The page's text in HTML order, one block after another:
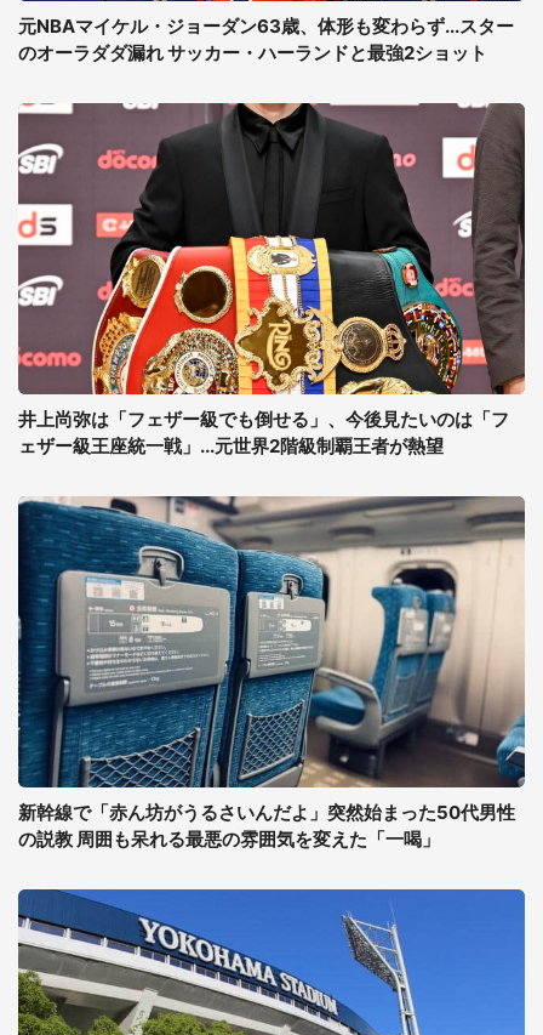
元NBAマイケル・ジョーダン63歳、体形も変わらず...スター
のオーラダダ漏れ サッカー・ハーランドと最強2ショット
井上尚弥は「フェザー級でも倒せる」、今後見たいのは「フ
ェザー級王座統一戦」...元世界2階級制覇王者が熱望
新幹線で「赤ん坊がうるさいんだよ」突然始まった50代男性
の説教 周囲も呆れる最悪の雰囲気を変えた「一喝」